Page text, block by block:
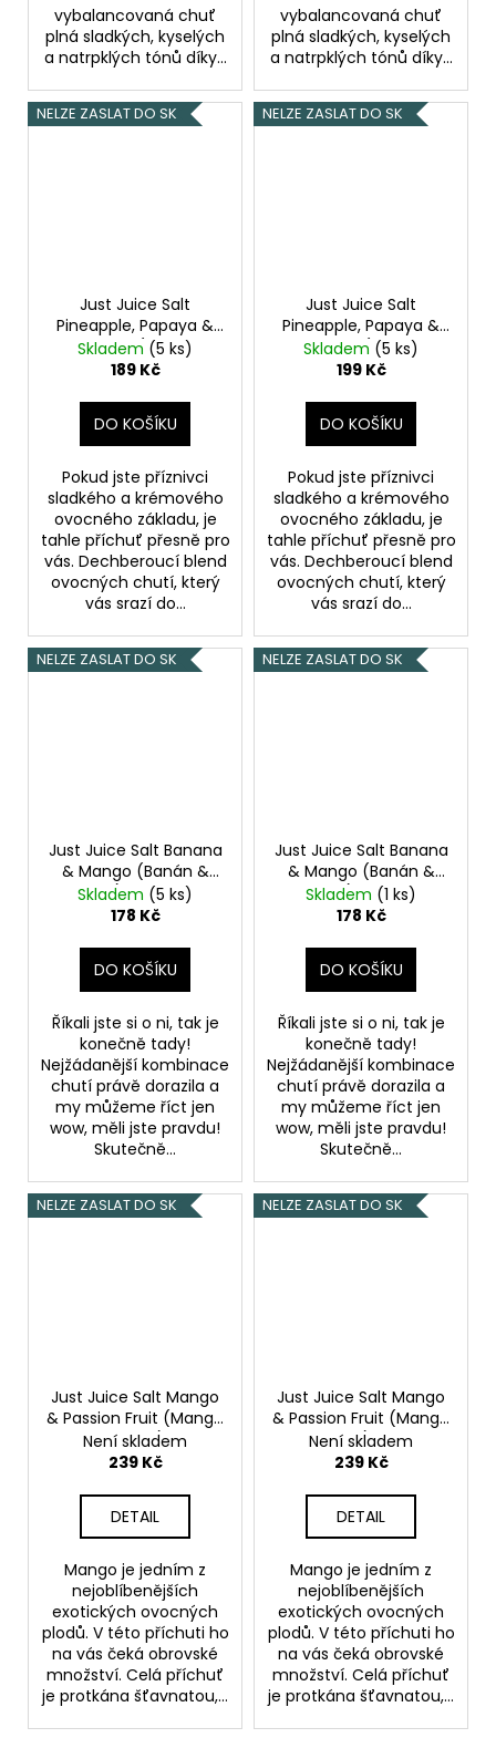
vybalancovaná chuť
plná sladkých, kyselých
a natrpklých tónů díky...
vybalancovaná chuť
plná sladkých, kyselých
a natrpklých tónů díky...
NELZE ZASLAT DO SK
Just Juice Salt
Pineapple, Papaya &
Coconut (Ananas,
papája & kokos) 10ml
Skladem (5 ks)
189 Kč
DO KOŠÍKU
Pokud jste příznivci
sladkého a krémového
ovocného základu, je
tahle příchuť přesně pro
vás. Dechberoucí blend
ovocných chutí, který
vás srazí do...
NELZE ZASLAT DO SK
Just Juice Salt
Pineapple, Papaya &
Coconut (Ananas,
papája & kokos) 10ml
Skladem (5 ks)
199 Kč
DO KOŠÍKU
Pokud jste příznivci
sladkého a krémového
ovocného základu, je
tahle příchuť přesně pro
vás. Dechberoucí blend
ovocných chutí, který
vás srazí do...
NELZE ZASLAT DO SK
Just Juice Salt Banana
& Mango (Banán &
mango) 10ml 20mg
Skladem (5 ks)
178 Kč
DO KOŠÍKU
Říkali jste si o ni, tak je
konečně tady!
Nejžádanější kombinace
chutí právě dorazila a
my můžeme říct jen
wow, měli jste pravdu!
Skutečně...
NELZE ZASLAT DO SK
Just Juice Salt Banana
& Mango (Banán &
mango) 10ml 11mg
Skladem (1 ks)
178 Kč
DO KOŠÍKU
Říkali jste si o ni, tak je
konečně tady!
Nejžádanější kombinace
chutí právě dorazila a
my můžeme říct jen
wow, měli jste pravdu!
Skutečně...
NELZE ZASLAT DO SK
Just Juice Salt Mango
& Passion Fruit (Mango
& marakuja) 10ml
20mg
Není skladem
239 Kč
DETAIL
Mango je jedním z
nejoblíbenějších
exotických ovocných
plodů. V této příchuti ho
na vás čeká obrovské
množství. Celá příchuť
je protkána šťavnatou,...
NELZE ZASLAT DO SK
Just Juice Salt Mango
& Passion Fruit (Mango
& marakuja) 10ml 11mg
Není skladem
239 Kč
DETAIL
Mango je jedním z
nejoblíbenějších
exotických ovocných
plodů. V této příchuti ho
na vás čeká obrovské
množství. Celá příchuť
je protkána šťavnatou,...